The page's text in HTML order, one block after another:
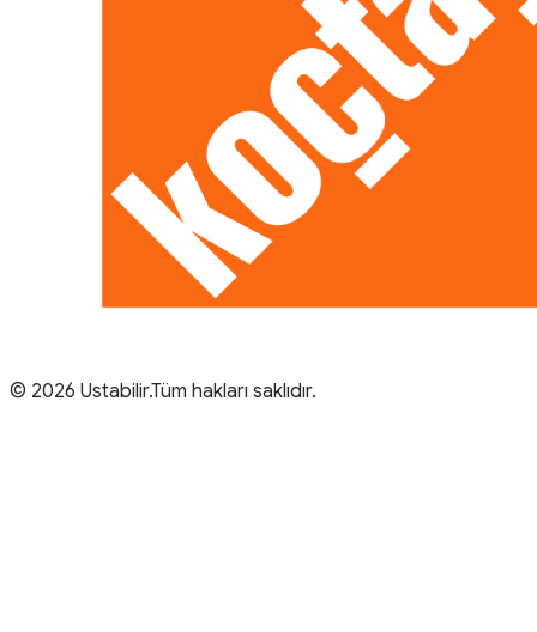
© 2026 Ustabilir.Tüm hakları saklıdır.